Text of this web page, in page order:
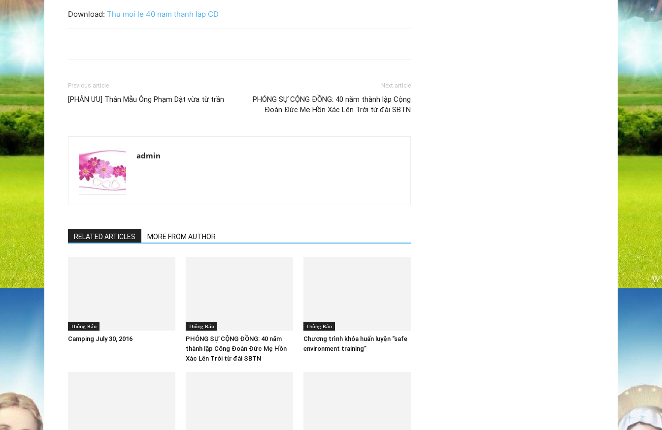
Download: Thu moi le 40 nam thanh lap CD
Previous article
[PHÂN ƯU] Thân Mẫu Ông Phạm Dật vừa từ trần
Next article
PHÓNG SỰ CỘNG ĐỒNG: 40 năm thành lập Cộng
Đoàn Đức Mẹ Hồn Xác Lên Trời từ đài SBTN
admin
RELATED ARTICLES MORE FROM AUTHOR
Thông Báo
Camping July 30, 2016
Thông Báo
PHÓNG SỰ CỘNG ĐỒNG: 40 năm
thành lập Cộng Đoàn Đức Mẹ Hồn
Xác Lên Trời từ đài SBTN
Thông Báo
Chương trình khóa huấn luyện “safe
environment training”